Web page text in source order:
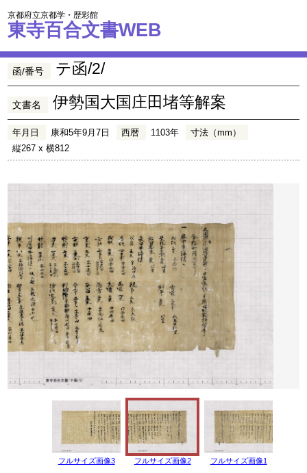
京都府立京都学・歴彩館
東寺百合文書WEB
函/番号 テ函/2/
文書名 伊勢国大国庄田堵等解案
年月日 康和5年9月7日 西暦 1103年
寸法（mm）
縦267 x 横812
フルサイズ画像3 フルサイズ画像2 フルサイズ画像1